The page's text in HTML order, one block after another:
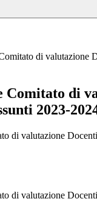
di valutazione
Comitato di
2023-
di valutazione
di valutazione